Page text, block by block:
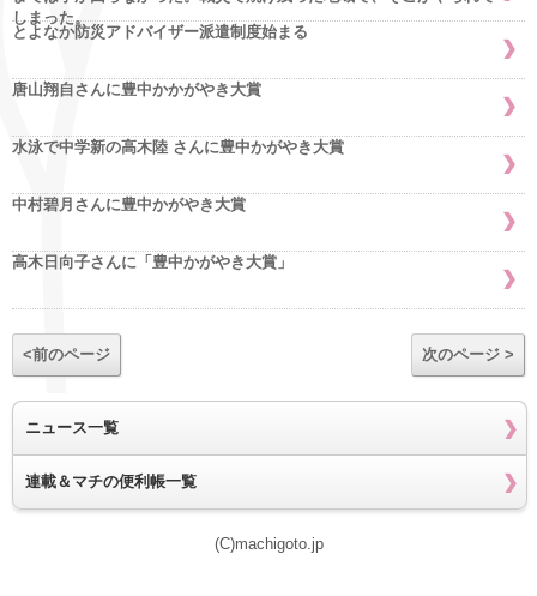
しまった。
とよなか防災アドバイザー派遣制度始まる
唐山翔自さんに豊中かかがやき大賞
水泳で中学新の高木陸 さんに豊中かがやき大賞
中村碧月さんに豊中かがやき大賞
高木日向子さんに「豊中かがやき大賞」
<前のページ 次のページ >
ニュース一覧
連載＆マチの便利帳一覧
(C)machigoto.jp